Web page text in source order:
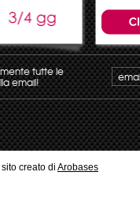
tutte le
email!
creato di Arobases